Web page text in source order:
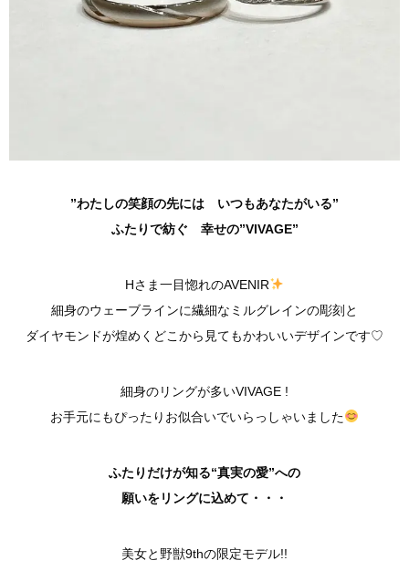
”わたしの笑顔の先には いつもあなたがいる”
ふたりで紡ぐ 幸せの”VIVAGE”
Hさま一目惚れのAVENIR
細身のウェーブラインに繊細なミルグレインの彫刻と
ダイヤモンドが煌めくどこから見てもかわいいデザインです♡
細身のリングが多いVIVAGE !
お手元にもぴったりお似合いでいらっしゃいました
ふたりだけが知る“真実の愛”への
願いをリングに込めて・・・
美女と野獣9thの限定モデル!!